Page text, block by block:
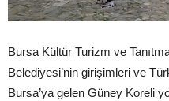
Bursa Kültür Turizm ve
Belediyesi’nin girişimleri ve
Bursa’ya gelen Güney Koreli